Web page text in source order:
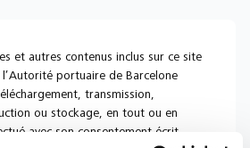
et autres contenus inclus sur ce site
portuaire de Barcelone
transmission,
ou stockage, en tout ou en
avec son consentement écrit